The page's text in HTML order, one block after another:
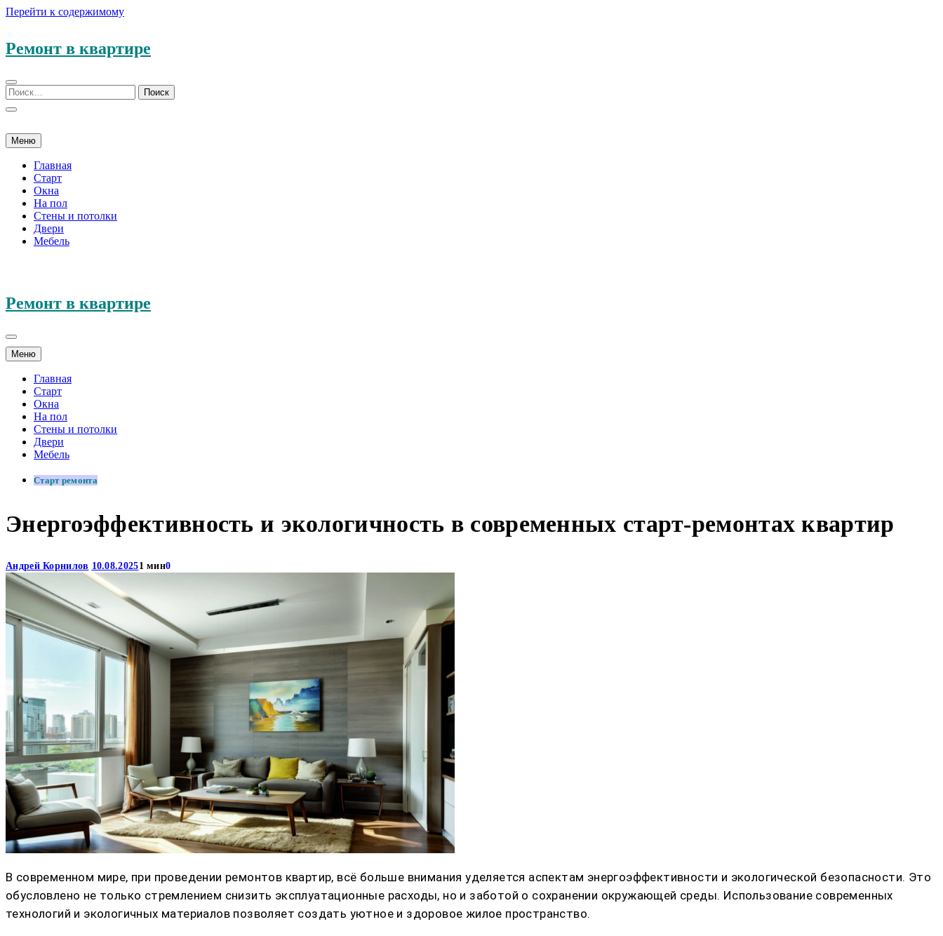
Перейти к содержимому
Ремонт в квартире
Меню
Главная
Старт
Окна
На пол
Стены и потолки
Двери
Мебель
Ремонт в квартире
Меню
Главная
Старт
Окна
На пол
Стены и потолки
Двери
Мебель
Старт ремонта
Энергоэффективность и экологичность в современных старт-ремонтах квартир
Андрей Корнилов 10.08.20251 мин0
В современном мире, при проведении ремонтов квартир, всё больше внимания уделяется аспектам энергоэффективности и экологической безопасности. Это
обусловлено не только стремлением снизить эксплуатационные расходы, но и заботой о сохранении окружающей среды. Использование современных
технологий и экологичных материалов позволяет создать уютное и здоровое жилое пространство.